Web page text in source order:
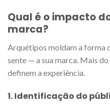
Qual é o impacto
marca?
Arquétipos moldam a forma
sente — a sua marca. Mais
definem a experiência.
1. Identificação do